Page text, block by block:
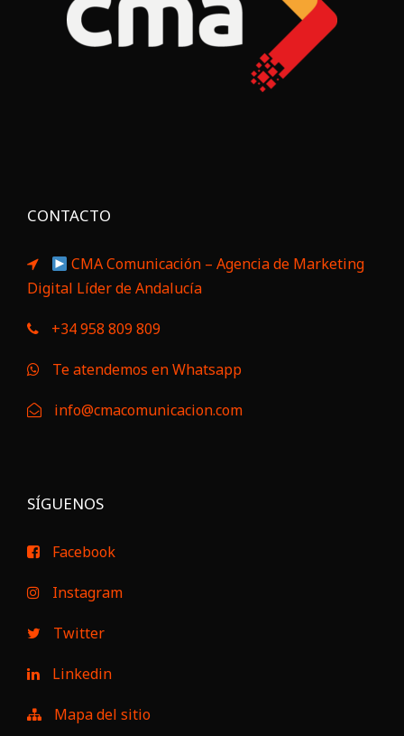
CONTACTO
CMA Comunicación – Agencia de Marketing
Digital Líder de Andalucía
+34 958 809 809
Te atendemos en Whatsapp
info@cmacomunicacion.com
SÍGUENOS
Facebook
Instagram
Twitter
Linkedin
Mapa del sitio